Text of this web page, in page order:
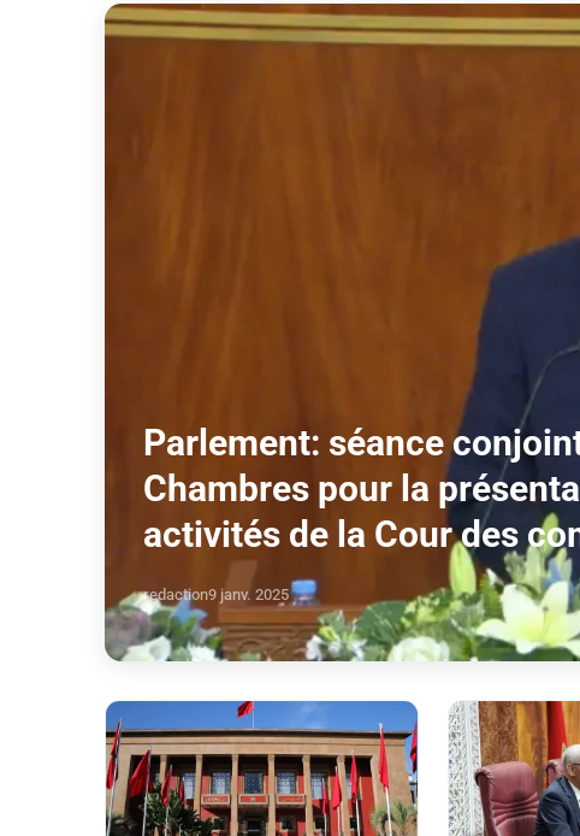
Parlement: séance
Chambres pour la
activités de la Cour des
redaction9 janv. 2025